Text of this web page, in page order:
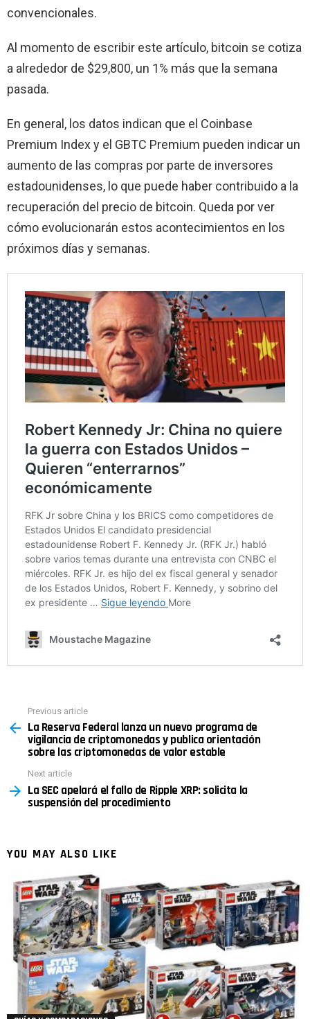
convencionales.
Al momento de escribir este artículo, bitcoin se cotiza
a alrededor de $29,800, un 1% más que la semana
pasada.
En general, los datos indican que el Coinbase
Premium Index y el GBTC Premium pueden indicar un
aumento de las compras por parte de inversores
estadounidenses, lo que puede haber contribuido a la
recuperación del precio de bitcoin. Queda por ver
cómo evolucionarán estos acontecimientos en los
próximos días y semanas.
more
Previous article
La Reserva Federal lanza un nuevo programa de
vigilancia de criptomonedas y publica orientación
sobre las criptomonedas de valor estable
Next article
La SEC apelará el fallo de Ripple XRP: solicita la
suspensión del procedimiento
YOU MAY ALSO LIKE